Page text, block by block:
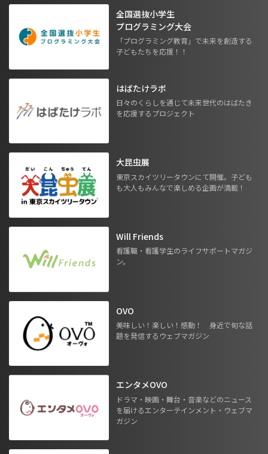
全国選抜小学生
プログラミング大会
「プログラミング教育」で未来を創造する
子どもたちを応援！！
はばたけラボ
日々のくらしを通じて未来世代のはばたき
を応援するプロジェクト
大昆虫展
東京スカイツリータウンにて開催。子ども
も大人もみんなで楽しめる企画が満載！
Will Friends
看護職・看護学生のライフサポートマガジ
ン。
OVO
美味しい！楽しい！感動！ 身近で旬な話
題を発信するウェブマガジン
エンタメOVO
ドラマ・映画・舞台・音楽などのニュース
を届けるエンターテインメント・ウェブマ
ガジン